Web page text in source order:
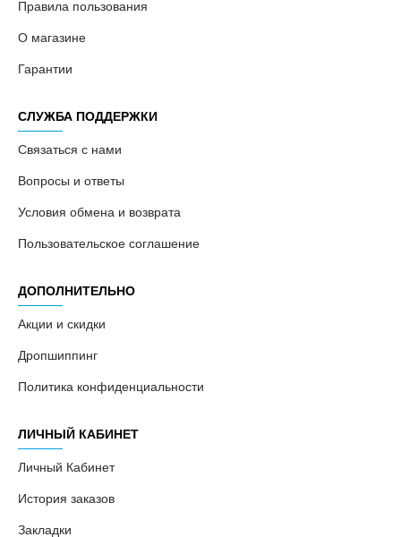
Правила пользования
О магазине
Гарантии
СЛУЖБА ПОДДЕРЖКИ
Связаться с нами
Вопросы и ответы
Условия обмена и возврата
Пользовательское соглашение
ДОПОЛНИТЕЛЬНО
Акции и скидки
Дропшиппинг
Политика конфиденциальности
ЛИЧНЫЙ КАБИНЕТ
Личный Кабинет
История заказов
Закладки